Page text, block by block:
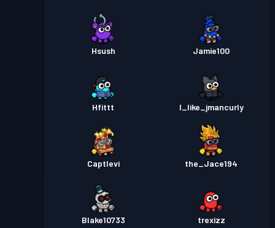
Hsush Jamie100
Hfittt I_like_jmancurly
Captlevi the_Jace194
Blake10733 trexizz